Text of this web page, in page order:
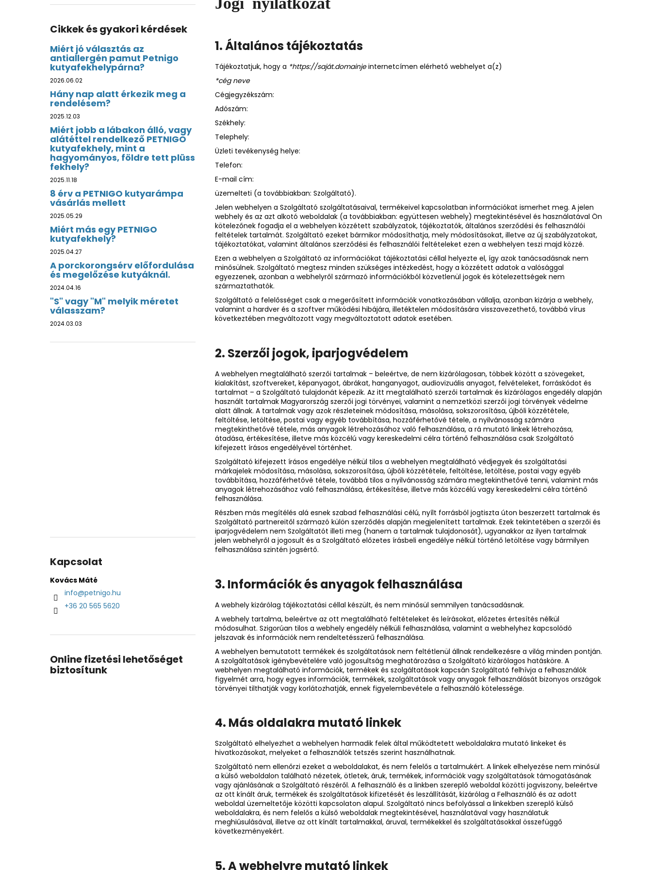
Cikkek és gyakori kérdések
Miért jó választás az
antiallergén pamut Petnigo
kutyafekhelypárna?
2026.06.02
Hány nap alatt érkezik meg a
rendelésem?
2025.12.03
Miért jobb a lábakon álló, vagy
alátéttel rendelkező PETNIGO
kutyafekhely, mint a
hagyományos, földre tett plüss
fekhely?
2025.11.18
8 érv a PETNIGO kutyarámpa
vásárlás mellett
2025.05.29
Miért más egy PETNIGO
kutyafekhely?
2025.04.27
A porckorongsérv előfordulása
és megelőzése kutyáknál.
2024.04.16
"S" vagy "M" melyik méretet
válasszam?
2024.03.03
Kapcsolat
Kovács Máté
info@petnigo.hu
+36 20 565 5620
Online fizetési lehetőséget
biztosítunk
1. Általános tájékoztatás
Tájékoztatjuk, hogy a *https://saját.domainjeinternetcímen elérhető webhelyet a(z)
*cég neve
Cégjegyzékszám:
Adószám:
Székhely:
Telephely:
Üzleti tevékenység helye:
Telefon:
E-mail cím:
üzemelteti (a továbbiakban: Szolgáltató).
Jelen webhelyen a Szolgáltató szolgáltatásaival, termékeivel kapcsolatban információkat ismerhet meg. A jelen
webhely és az azt alkotó weboldalak (a továbbiakban: együttesen webhely) megtekintésével és használatával Ön
kötelezőnek fogadja el a webhelyen közzétett szabályzatok, tájékoztatók, általános szerződési és felhasználói
feltételek tartalmát. Szolgáltató ezeket bármikor módosíthatja, mely módosításokat, illetve az új szabályzatokat,
tájékoztatókat, valamint általános szerződési és felhasználói feltételeket ezen a webhelyen teszi majd közzé.
Ezen a webhelyen a Szolgáltató az információkat tájékoztatási céllal helyezte el, így azok tanácsadásnak nem
minősülnek. Szolgáltató megtesz minden szükséges intézkedést, hogy a közzétett adatok a valósággal
egyezzenek, azonban a webhelyről származó információkból közvetlenül jogok és kötelezettségek nem
származtathatók.
Szolgáltató a felelősséget csak a megerősített információk vonatkozásában vállalja, azonban kizárja a webhely,
valamint a hardver és a szoftver működési hibájára, illetéktelen módosítására visszavezethető, továbbá vírus
következtében megváltozott vagy megváltoztatott adatok esetében.
2. Szerzői jogok, iparjogvédelem
A webhelyen megtalálható szerzői tartalmak – beleértve, de nem kizárólagosan, többek között a szövegeket,
kialakítást, szoftvereket, képanyagot, ábrákat, hanganyagot, audiovizuális anyagot, felvételeket, forráskódot és
tartalmat – a Szolgáltató tulajdonát képezik. Az itt megtalálható szerzői tartalmak és kizárólagos engedély alapján
használt tartalmak Magyarország szerzői jogi törvényei, valamint a nemzetközi szerzői jogi törvények védelme
alatt állnak. A tartalmak vagy azok részleteinek módosítása, másolása, sokszorosítása, újbóli közzététele,
feltöltése, letöltése, postai vagy egyéb továbbítása, hozzáférhetővé tétele, a nyilvánosság számára
megtekinthetővé tétele, más anyagok létrehozásához való felhasználása, a rá mutató linkek létrehozása,
átadása, értékesítése, illetve más közcélú vagy kereskedelmi célra történő felhasználása csak Szolgáltató
kifejezett írásos engedélyével történhet.
Szolgáltató kifejezett írásos engedélye nélkül tilos a webhelyen megtalálható védjegyek és szolgáltatási
márkajelek módosítása, másolása, sokszorosítása, újbóli közzététele, feltöltése, letöltése, postai vagy egyéb
továbbítása, hozzáférhetővé tétele, továbbá tilos a nyilvánosság számára megtekinthetővé tenni, valamint más
anyagok létrehozásához való felhasználása, értékesítése, illetve más közcélú vagy kereskedelmi célra történő
felhasználása.
Részben más megítélés alá esnek szabad felhasználási célú, nyílt forrásból jogtiszta úton beszerzett tartalmak és
Szolgáltató partnereitől származó külön szerződés alapján megjelenített tartalmak. Ezek tekintetében a szerzői és
iparjogvédelem nem Szolgáltatót illeti meg (hanem a tartalmak tulajdonosát), ugyanakkor az ilyen tartalmak
jelen webhelyről a jogosult és a Szolgáltató előzetes írásbeli engedélye nélkül történő letöltése vagy bármilyen
felhasználása szintén jogsértő.
3. Információk és anyagok felhasználása
A webhely kizárólag tájékoztatási céllal készült, és nem minősül semmilyen tanácsadásnak.
A webhely tartalma, beleértve az ott megtalálható feltételeket és leírásokat, előzetes értesítés nélkül
módosulhat. Szigorúan tilos a webhely engedély nélküli felhasználása, valamint a webhelyhez kapcsolódó
jelszavak és információk nem rendeltetésszerű felhasználása.
A webhelyen bemutatott termékek és szolgáltatások nem feltétlenül állnak rendelkezésre a világ minden pontján.
A szolgáltatások igénybevételére való jogosultság meghatározása a Szolgáltató kizárólagos hatásköre. A
webhelyen megtalálható információk, termékek és szolgáltatások kapcsán Szolgáltató felhívja a felhasználók
figyelmét arra, hogy egyes információk, termékek, szolgáltatások vagy anyagok felhasználását bizonyos országok
törvényei tilthatják vagy korlátozhatják, ennek figyelembevétele a felhasználó kötelessége.
4. Más oldalakra mutató linkek
Szolgáltató elhelyezhet a webhelyen harmadik felek által működtetett weboldalakra mutató linkeket és
hivatkozásokat, melyeket a felhasználók tetszés szerint használhatnak.
Szolgáltató nem ellenőrzi ezeket a weboldalakat, és nem felelős a tartalmukért. A linkek elhelyezése nem minősül
a külső weboldalon található nézetek, ötletek, áruk, termékek, információk vagy szolgáltatások támogatásának
vagy ajánlásának a Szolgáltató részéről. A felhasználó és a linkben szereplő weboldal közötti jogviszony, beleértve
az ott kínált áruk, termékek és szolgáltatások kifizetését és leszállítását, kizárólag a Felhasználó és az adott
weboldal üzemeltetője közötti kapcsolaton alapul. Szolgáltató nincs befolyással a linkekben szereplő külső
weboldalakra, és nem felelős a külső weboldalak megtekintésével, használatával vagy használatuk
meghiúsulásával, illetve az ott kínált tartalmakkal, áruval, termékekkel és szolgáltatásokkal összefüggő
következményekért.
5. Awebhelyre mutató linkek